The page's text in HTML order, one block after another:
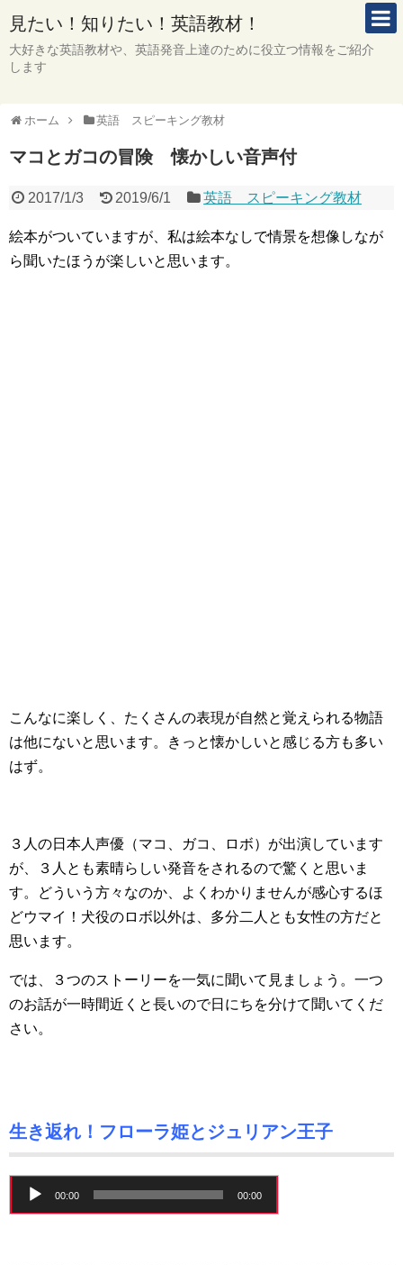
見たい！知りたい！英語教材！
大好きな英語教材や、英語発音上達のために役立つ情報をご紹介
します
ホーム 英語 スピーキング教材
マコとガコの冒険 懐かしい音声付
2017/1/3 2019/6/1 英語 スピーキング教材
絵本がついていますが、私は絵本なしで情景を想像しなが
ら聞いたほうが楽しいと思います。
こんなに楽しく、たくさんの表現が自然と覚えられる物語
は他にないと思います。きっと懐かしいと感じる方も多い
はず。
３人の日本人声優（マコ、ガコ、ロボ）が出演しています
が、３人とも素晴らしい発音をされるので驚くと思いま
す。どういう方々なのか、よくわかりませんが感心するほ
どウマイ！犬役のロボ以外は、多分二人とも女性の方だと
思います。
では、３つのストーリーを一気に聞いて見ましょう。一つ
のお話が一時間近くと長いので日にちを分けて聞いてくだ
さい。
生き返れ！フローラ姫とジュリアン王子
音
声
00:00 00:00